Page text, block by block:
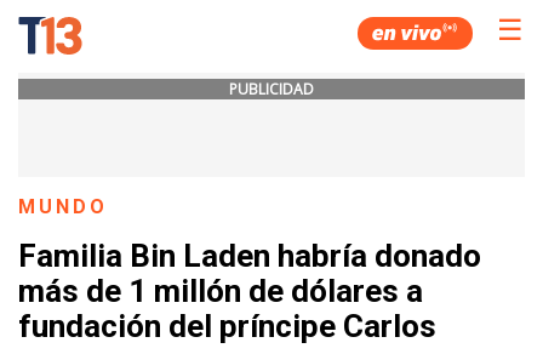
☰
PUBLICIDAD
MUNDO
Familia Bin Laden habría donado
más de 1 millón de dólares a
fundación del príncipe Carlos